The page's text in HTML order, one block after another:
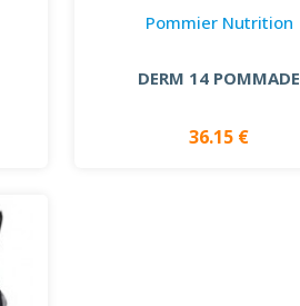
Pommier Nutrition
DERM 14 POMMADE
36.15 €